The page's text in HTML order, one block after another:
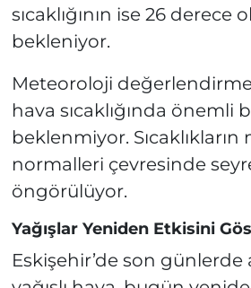
sıcaklığının ise 26 derece
bekleniyor.
Meteoroloji
hava sıcaklığında önemli
beklenmiyor. Sıcaklıkların
normalleri çevresinde
öngörülüyor.
Yağışlar Yeniden Etkisini
Eskişehir’de son günlerde